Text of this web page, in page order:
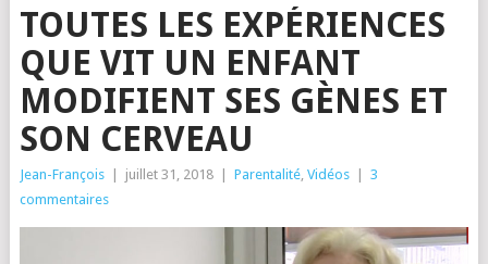
TOUTES LES EXPÉRIENCES
QUE VIT UN ENFANT
MODIFIENT SES GÈNES ET
SON CERVEAU
Jean-François juillet 31, 2018 Parentalité, Vidéos
3
commentaires